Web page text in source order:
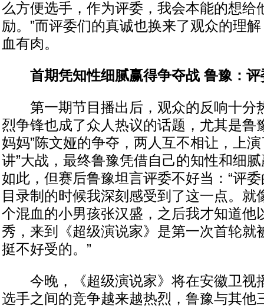
么方便选手，作为评委，我会本能的想给
励。”而评委们的真诚也换来了观众的理
血有肉。
首期凭知性细腻赢得争夺战 鲁豫：
第一期节目播出后，观众的反响十分
烈争锋也成了众人热议的话题，尤其是鲁
妈妈”陈文娅的争夺，两人互不相让，上
讲”大战，最终鲁豫凭借自己的知性和细
如此，但赛后鲁豫坦言评委不好当：“评
目录制的时候我深刻感受到了这一点。就
个混血的小男孩张汉盛，之后我才知道他
秀，来到《超级演说家》是第一次首轮就
挺不好受的。”
今晚，《超级演说家》将在安徽卫视
选手之间的竞争越来越热烈，鲁豫与其他